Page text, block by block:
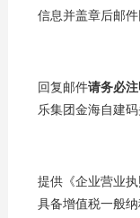
信息并盖章后邮
回复邮件请务必
乐集团金海自建
提供《企业营业
具备增值税一般